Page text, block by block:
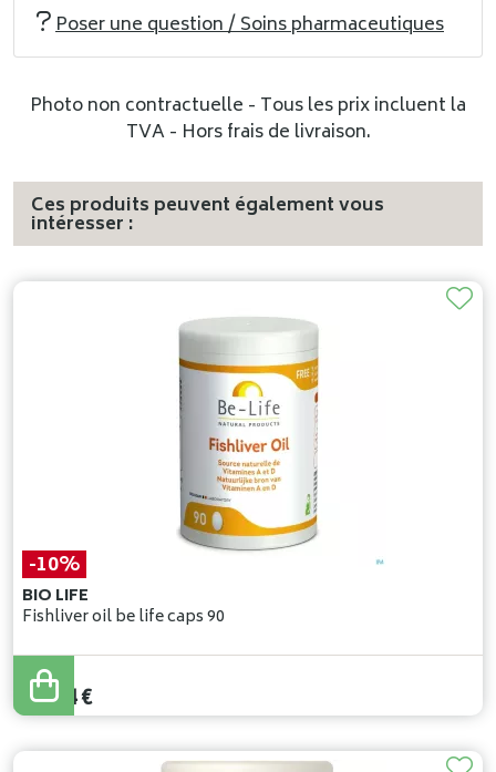
Poser une question / Soins pharmaceutiques
Photo non contractuelle - Tous les prix incluent la
TVA - Hors frais de livraison.
Ces produits peuvent également vous
intéresser :
-10%
BIO LIFE
Fishliver oil be life caps 90
16,60
14,94€